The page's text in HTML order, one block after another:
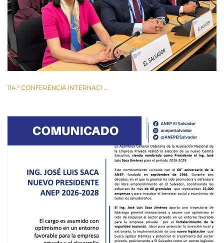
114.ª CONFERENCIA INTERNACI ...